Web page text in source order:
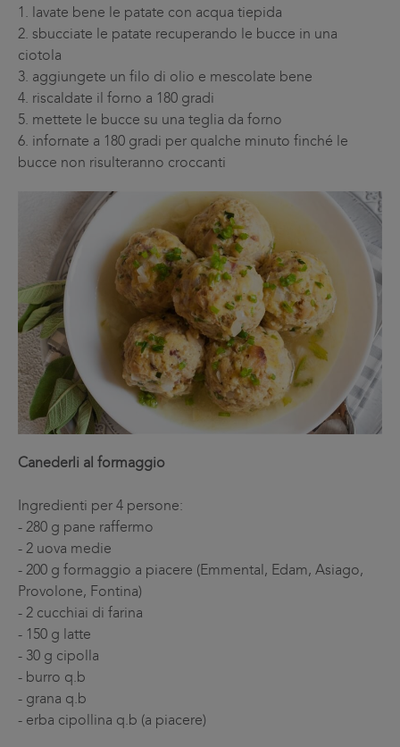
1. lavate bene le patate con acqua tiepida
2. sbucciate le patate recuperando le bucce in una
ciotola
3. aggiungete un filo di olio e mescolate bene
4. riscaldate il forno a 180 gradi
5. mettete le bucce su una teglia da forno
6. infornate a 180 gradi per qualche minuto finché le
bucce non risulteranno croccanti
Canederli al formaggio
Ingredienti per 4 persone:
- 280 g pane raffermo
- 2 uova medie
- 200 g formaggio a piacere (Emmental, Edam, Asiago,
Provolone, Fontina)
- 2 cucchiai di farina
- 150 g latte
- 30 g cipolla
- burro q.b
- grana q.b
- erba cipollina q.b (a piacere)